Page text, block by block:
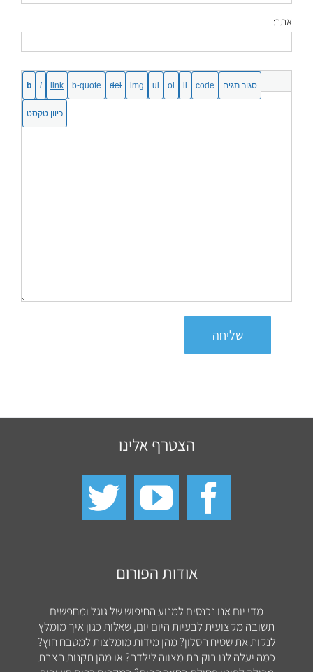
אתר:
שליחה
הצטרף אלינו
אודות הפורום
מדי יום אנו נכנסים למנוע החיפוש של גוגל ומחפשים
תשובה מקצועית לבעיות היום יום, שאלות כגון איך מומלץ
לנקות את שטיח הסלון? מהן מידות מומלצות למטבח חוץ?
כמה יעלה לנו בוק בת מצווה לילדה? או מהן תקנות הצבת